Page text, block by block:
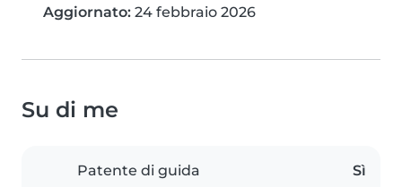
Aggiornato: 24 febbraio 2026
Su di me
Patente di guida Sì